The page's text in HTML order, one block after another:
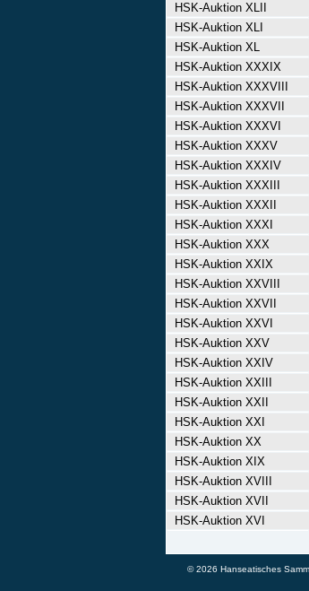
HSK-Auktion XLII
HSK-Auktion XLI
HSK-Auktion XL
HSK-Auktion XXXIX
HSK-Auktion XXXVIII
HSK-Auktion XXXVII
HSK-Auktion XXXVI
HSK-Auktion XXXV
HSK-Auktion XXXIV
HSK-Auktion XXXIII
HSK-Auktion XXXII
HSK-Auktion XXXI
HSK-Auktion XXX
HSK-Auktion XXIX
HSK-Auktion XXVIII
HSK-Auktion XXVII
HSK-Auktion XXVI
HSK-Auktion XXV
HSK-Auktion XXIV
HSK-Auktion XXIII
HSK-Auktion XXII
HSK-Auktion XXI
HSK-Auktion XX
HSK-Auktion XIX
HSK-Auktion XVIII
HSK-Auktion XVII
HSK-Auktion XVI
© 2026 Hanseatisches